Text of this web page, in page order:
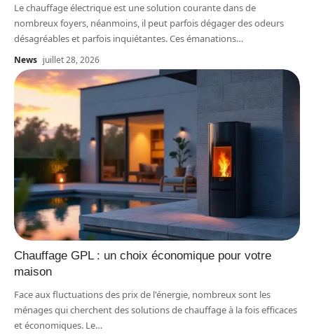
Le chauffage électrique est une solution courante dans de
nombreux foyers, néanmoins, il peut parfois dégager des odeurs
désagréables et parfois inquiétantes. Ces émanations…
News juillet 28, 2026
Chauffage GPL : un choix économique pour votre
maison
Face aux fluctuations des prix de l'énergie, nombreux sont les
ménages qui cherchent des solutions de chauffage à la fois efficaces
et économiques. Le…